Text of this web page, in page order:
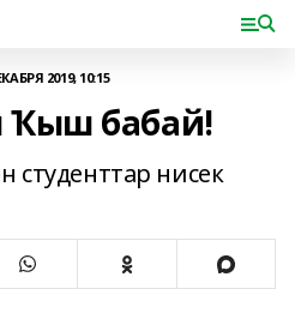
2019, 10:15
Ҡыш бабай!
студенттар нисек